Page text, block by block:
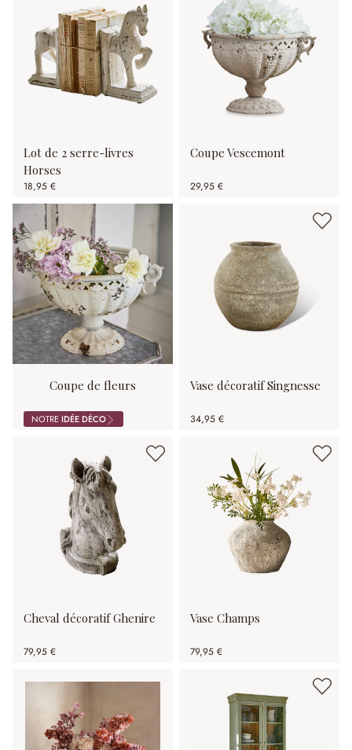
Lot de 2 serre-livres
Horses
18,95 €
Coupe Vescemont
29,95 €
NOTREIDÉE DÉCO
Coupe de fleurs Vase décoratif Singnesse
34,95 €
Cheval décoratif Ghenire
79,95 €
Vase Champs
79,95 €